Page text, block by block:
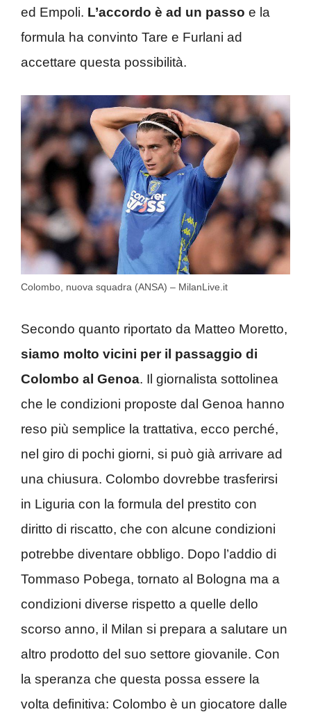
ed Empoli. L’accordo è ad un passo e la
formula ha convinto Tare e Furlani ad
accettare questa possibilità.
Colombo, nuova squadra (ANSA) – MilanLive.it
Secondo quanto riportato da Matteo Moretto,
siamo molto vicini per il passaggio di
Colombo al Genoa. Il giornalista sottolinea
che le condizioni proposte dal Genoa hanno
reso più semplice la trattativa, ecco perché,
nel giro di pochi giorni, si può già arrivare ad
una chiusura. Colombo dovrebbe trasferirsi
in Liguria con la formula del prestito con
diritto di riscatto, che con alcune condizioni
potrebbe diventare obbligo. Dopo l’addio di
Tommaso Pobega, tornato al Bologna ma a
condizioni diverse rispetto a quelle dello
scorso anno, il Milan si prepara a salutare un
altro prodotto del suo settore giovanile. Con
la speranza che questa possa essere la
volta definitiva: Colombo è un giocatore dalle